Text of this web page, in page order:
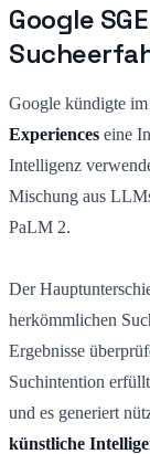
Google
Google kündigte im
Experiences eine
Intelligenz
Mischung aus
PaLM 2.
Der
herkömmlichen
Ergebnisse
Suchintention
und es generiert
künstliche